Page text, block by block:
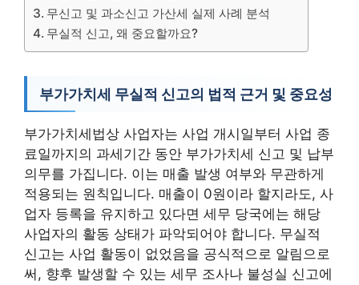
무신고 및 과소신고 가산세 실제 사례 분석
무실적 신고, 왜 중요할까요?
부가가치세 무실적 신고의 법적 근거 및 중요성
부가가치세법상 사업자는 사업 개시일부터 사업 종
료일까지의 과세기간 동안 부가가치세 신고 및 납부
의무를 가집니다. 이는 매출 발생 여부와 무관하게
적용되는 원칙입니다. 매출이 0원이라 할지라도, 사
업자 등록을 유지하고 있다면 세무 당국에는 해당
사업자의 활동 상태가 파악되어야 합니다. 무실적
신고는 사업 활동이 없었음을 공식적으로 알림으로
써, 향후 발생할 수 있는 세무 조사나 불성실 신고에